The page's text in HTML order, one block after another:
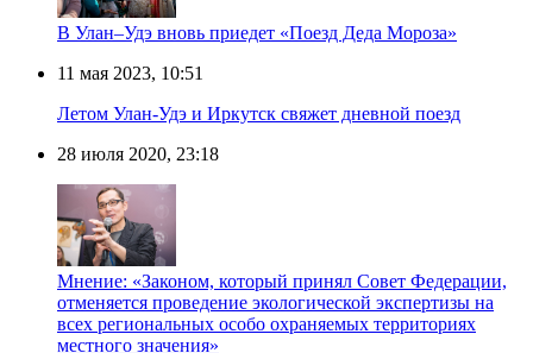
В Улан–Удэ вновь приедет «Поезд Деда Мороза»
11 мая 2023, 10:51
Летом Улан-Удэ и Иркутск свяжет дневной поезд
28 июля 2020, 23:18
Мнение: «Законом, который принял Совет Федерации,
отменяется проведение экологической экспертизы на
всех региональных особо охраняемых территориях
местного значения»